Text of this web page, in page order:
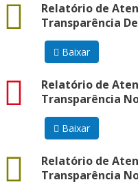
Relatório de
Transparência
docx
Baixar
Relatório de
Transparência
pdf
Baixar
Relatório de
Transparência
docx